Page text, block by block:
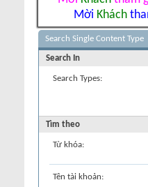
Mời Khách
Search Single Content Type
Search In
Search Types:
Tìm theo
Từ khóa:
Tên tài khoản: